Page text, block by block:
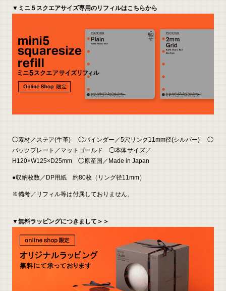
▼ミニ５スクエアサイズ専用のリフィルはこちらから
◯素材／ステア(牛革) ◯バインダー／5穴リング11mm径(シルバー) ◯
バックプレート／マットゴールド ◯本体サイズ／
H120×W125×D25mm ◯原産国／Made in Japan
●収納枚数／DP用紙 約80枚（リング径11mm）
※備考／リフィル等は付属しておりません。
▼無料ラッピングにつきまして＞＞